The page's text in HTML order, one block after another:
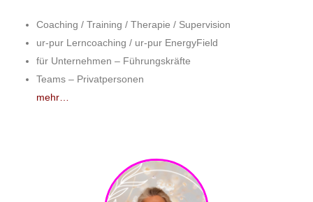
Coaching / Training / Therapie / Supervision
ur-pur Lerncoaching / ur-pur EnergyField
für Unternehmen – Führungskräfte
Teams – Privatpersonen
mehr…